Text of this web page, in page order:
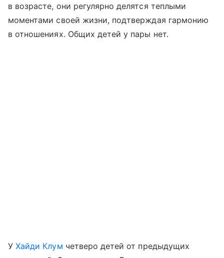
в возрасте, они регулярно делятся теплыми
моментами своей жизни, подтверждая гармонию
в отношениях. Общих детей у пары нет.
УХайди Клум четверо детей от предыдущих